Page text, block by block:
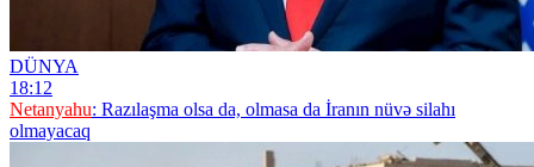
DÜNYA
18:12
Netanyahu: Razılaşma olsa da, olmasa da İranın nüvə silahı
olmayacaq